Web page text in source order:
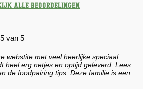
alle beoordelingen
van 5
webstite met veel heerlijke speciaal
heel erg netjes en optijd geleverd. Lees
de foodpairing tips. Deze familie is een